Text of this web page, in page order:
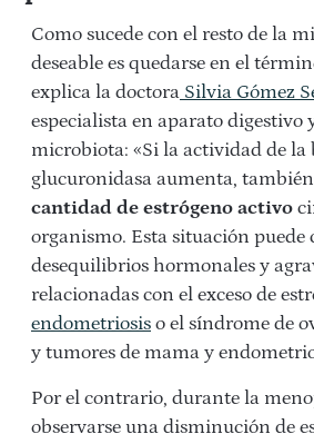
Como sucede con el resto de la
deseable es quedarse en el
explica la doctora Silvia Gómez
especialista en aparato digestivo
microbiota: «Si la actividad de la
glucuronidasa aumenta,
cantidad de estrógeno activo
organismo. Esta situación
desequilibrios hormonales y
relacionadas con el exceso de
endometriosis o el síndrome de
y tumores de mama y
Por el contrario, durante la
observarse una disminución de